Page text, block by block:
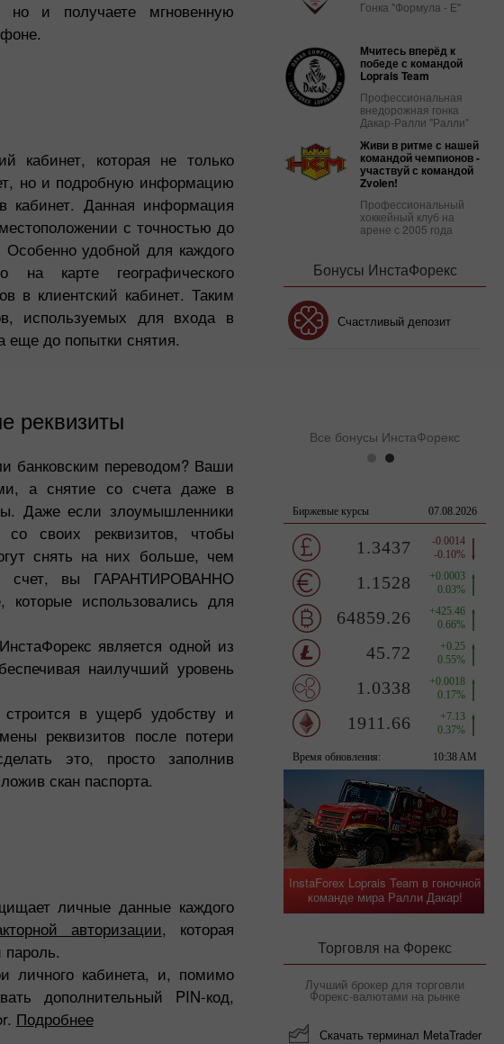
но и получаете мгновенную
кабинет, которая не только
но и подробную информацию
кабинет. Данная информация
с точностью до
удобной для каждого
на карте географического
в клиентский кабинет. Таким
используемых для входа в
еще до попытки снятия.
реквизиты
банковским переводом? Ваши
а снятие со счета даже в
Даже если злоумышленники
своих реквизитов, чтобы
снять на них больше, чем
счет, вы ГАРАНТИРОВАННО
использовались для
является одной из
наилучший уровень
в ущерб удобству и
реквизитов после потери
это, просто заполнив
скан паспорта.
личные данные каждого
авторизации, которая
личного кабинета, и, помимо
дополнительный PIN-код,
Подробнее
Гонка "Формула - Е"
Мчитесь вперёд к
победе с командой
Loprais Team
Профессиональная
внедорожная гонка
Дакар-Ралли "Ралли"
Живи в ритме с нашей
командой чемпионов -
участвуй с командой
Zvolen!
Профессиональный
хоккейный клуб на
арене с 2005 года
Бонусы ИнстаФорекс
Бонус 30% Счастливый депозит
Все бонусы ИнстаФорекс
InstaForex Loprais Team в гоночной
команде мира Ралли Дакар!
Торговля на Форекс
Лучший брокер для торговли
Форекс-валютами на рынке
Скачать терминал MetaTrader